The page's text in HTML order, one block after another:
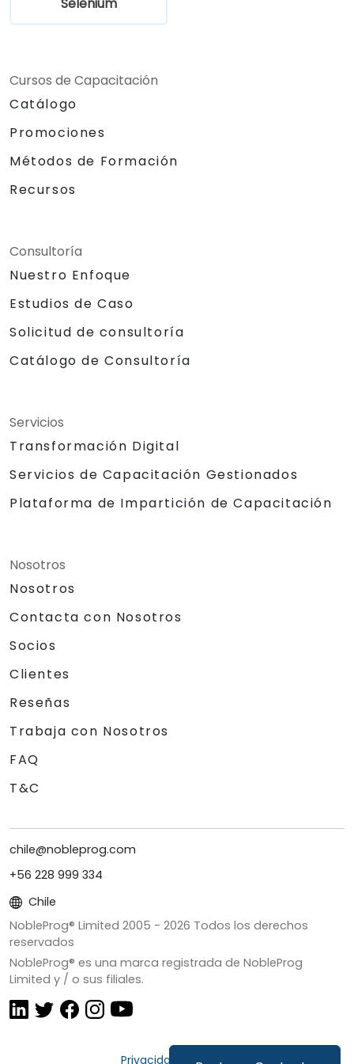
Cursos de Capacitación
Catálogo
Promociones
Métodos de Formación
Recursos
Consultoría
Nuestro Enfoque
Estudios de Caso
Solicitud de consultoría
Catálogo de Consultoría
Servicios
Transformación Digital
Servicios de Capacitación Gestionados
Plataforma de Impartición de Capacitación
Nosotros
Nosotros
Contacta con Nosotros
Socios
Clientes
Reseñas
Trabaja con Nosotros
FAQ
T&C
chile@nobleprog.com
+56 228 999 334
Chile
NobleProg® Limited 2005 - 2026 Todos los derechos
reservados
NobleProg® es una marca registrada de NobleProg
Limited y / o sus filiales.
Privacidad y Cookies